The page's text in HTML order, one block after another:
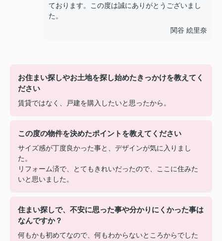
ております。この度は誠にありがとうございまし
た。
関谷 絵里奈
お住まい探しやお土地を探し始めたきっかけを教えてく
ださい
賃貸ではなく、戸建を購入したいと思ったから。
この度の物件を決めたポイントを教えてください
サイズ感が丁度良かった事と、デザインが気に入りまし
た。
リフォーム済で、とてもきれいだったので、ここに住みた
いと思いました。
住まい探しで、不安に思った事や分かりにくかった事は
なんですか？
何もかも初めてなので、何もわからないところからでした